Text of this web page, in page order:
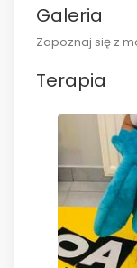
Galeria
Zapoznaj się z
Terapia